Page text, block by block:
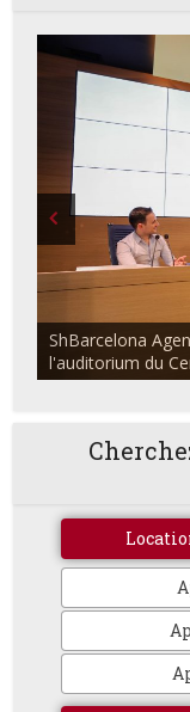
ShBarcelona
l'auditorium du